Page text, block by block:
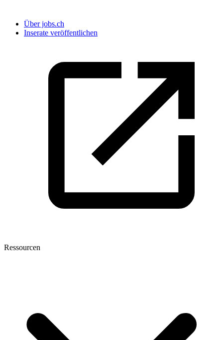
Über jobs.ch
Inserate veröffentlichen
Ressourcen